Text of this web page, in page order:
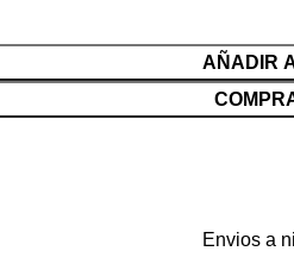
AÑADIR
Envios a